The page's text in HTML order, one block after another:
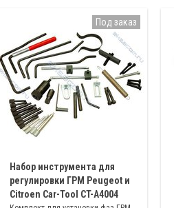
Набор инструмента для
регулировки ГРМ Peugeot и
Citroen Car-Tool CT-A4004
Под заказ